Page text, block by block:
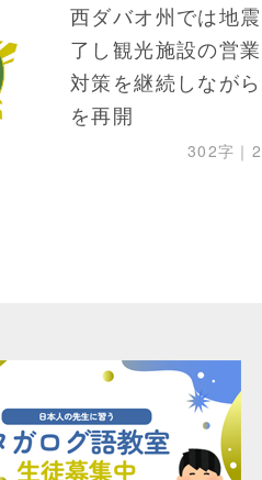
西ダバオ州では地
了し観光施設の営
対策を継続しなが
を再開
302字｜